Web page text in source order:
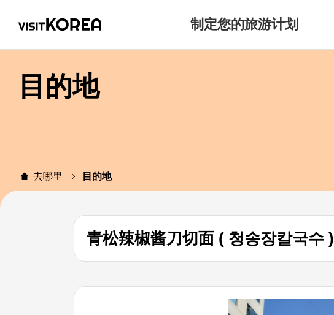
制定您的旅游计划
目的地
去哪里 目的地
青松辣椒酱刀切面 ( 청송장칼국수 )